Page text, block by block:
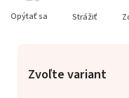
Zvoľte variant
Opýtať sa Strážiť